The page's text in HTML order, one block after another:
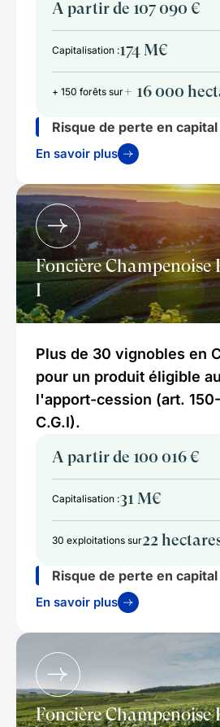
A partir de 107 090 €
Capitalisation :174 M€
+ 150 forêts sur+ 16 000
Risque de perte en
En savoir plus
Foncière Champenoise
I
Plus de 30 vignobles en
pour un produit éligible
l'apport-cession (art.
C.G.I).
A partir de 100 016 €
Capitalisation :31 M€
30 exploitations sur22
Risque de perte en
En savoir plus
Foncière Champenoise